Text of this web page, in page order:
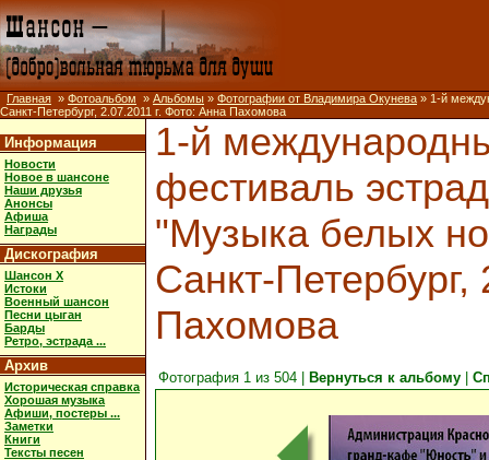
Главная » Фотоальбом » Альбомы » Фотографии от Владимира Окунева » 1-й
Санкт-Петербург, 2.07.2011 г. Фото: Анна Пахомова
Информация
Новости
Новое в шансоне
Наши друзья
Анонсы
Афиша
Награды
Дискография
Шансон X
Истоки
Военный шансон
Песни цыган
Барды
Ретро, эстрада ...
Архив
Историческая справка
Хорошая музыка
Афиши, постеры ...
Заметки
Книги
Тексты песен
1-й
фестиваль
"Музыка белых
Санкт-
Пахомова
Фотография 1 из 504 | Вернуться к альбому